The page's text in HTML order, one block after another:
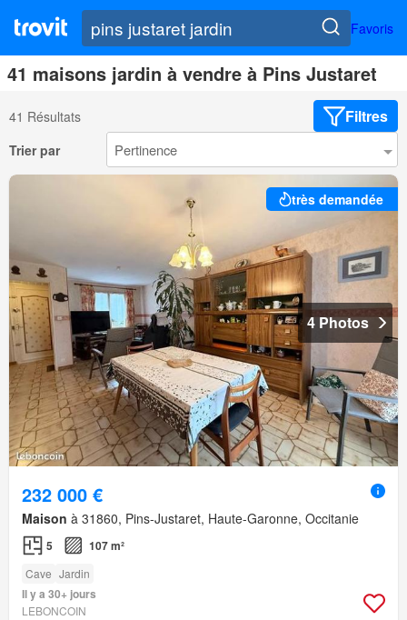
Favoris
41 maisons jardin à vendre à Pins Justaret
41 Résultats Filtres
Trier par
très demandée
4 Photos
232 000 €
Maison à 31860, Pins-Justaret, Haute-Garonne, Occitanie
5 107 m²
Cave Jardin
Il y a 30+ jours
LEBONCOIN